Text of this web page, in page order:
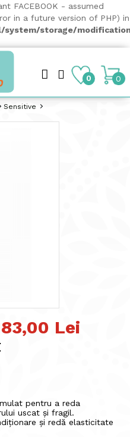
FACEBOOK - assumed
in a future version of PHP) in
system/storage/
0 0
Sensitive
83,00 Lei
pentru a reda
uscat și fragil.
și redă elasticitate